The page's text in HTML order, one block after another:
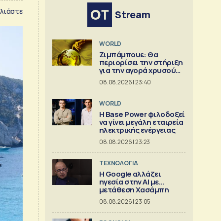
Stream
WORLD
Ζιμπάμπουε: Θα
περιορίσει την στήριξη
για την αγορά χρυσού
στα 300 εκατομμύρια
δολάρια φέτος
08.08.2026 | 23:40
WORLD
Η Base Power φιλοδοξεί
να γίνει μεγάλη εταιρεία
ηλεκτρικής ενέργειας
08.08.2026 | 23:23
ΤΕΧΝΟΛΟΓΙΑ
Η Google αλλάζει
ηγεσία στην AI με...
μετάθεση Χασάμπη
08.08.2026 | 23:05